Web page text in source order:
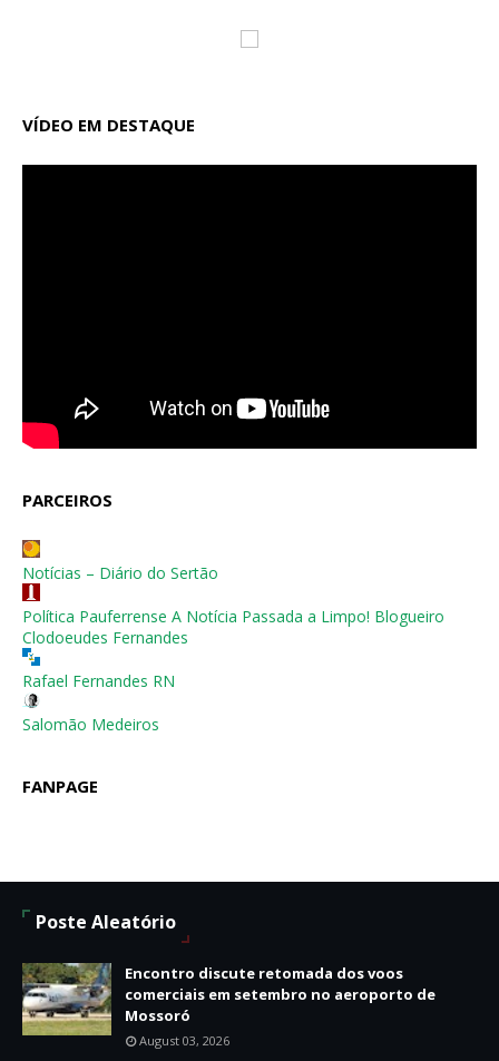
VÍDEO EM DESTAQUE
PARCEIROS
Notícias – Diário do Sertão
Política Pauferrense A Notícia Passada a Limpo! Blogueiro
Clodoeudes Fernandes
Rafael Fernandes RN
Salomão Medeiros
FANPAGE
Poste Aleatório
Encontro discute retomada dos voos
comerciais em setembro no aeroporto de
Mossoró
August 03, 2026